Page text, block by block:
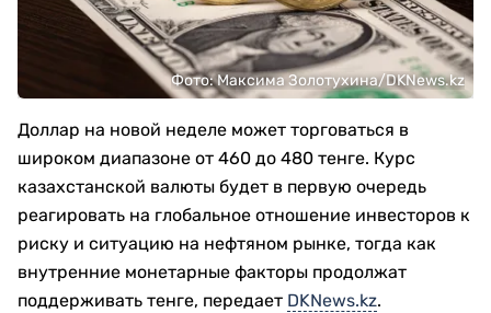
Фото: Максима Золотухина/DKNews.kz
Доллар на новой неделе может торговаться в
широком диапазоне от 460 до 480 тенге. Курс
казахстанской валюты будет в первую очередь
реагировать на глобальное отношение инвесторов к
риску и ситуацию на нефтяном рынке, тогда как
внутренние монетарные факторы продолжат
поддерживать тенге, передает DKNews.kz.